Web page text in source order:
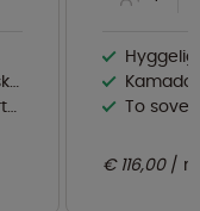
To
€ 116,00